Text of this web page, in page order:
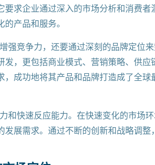
求企业通过深入的市场分析和消费者
产品和服务。
强竞争力，还要通过深刻的品牌定位
，更包括商业模式、营销策略、供应
成功地将其产品和品牌打造成了全球
和快速反应能力。在快速变化的市场
展需求。通过不断的创新和战略调整